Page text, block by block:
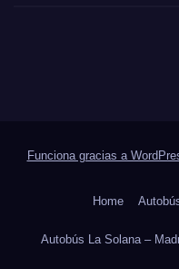
Funciona gracias a
Home
Autobús La Solana –